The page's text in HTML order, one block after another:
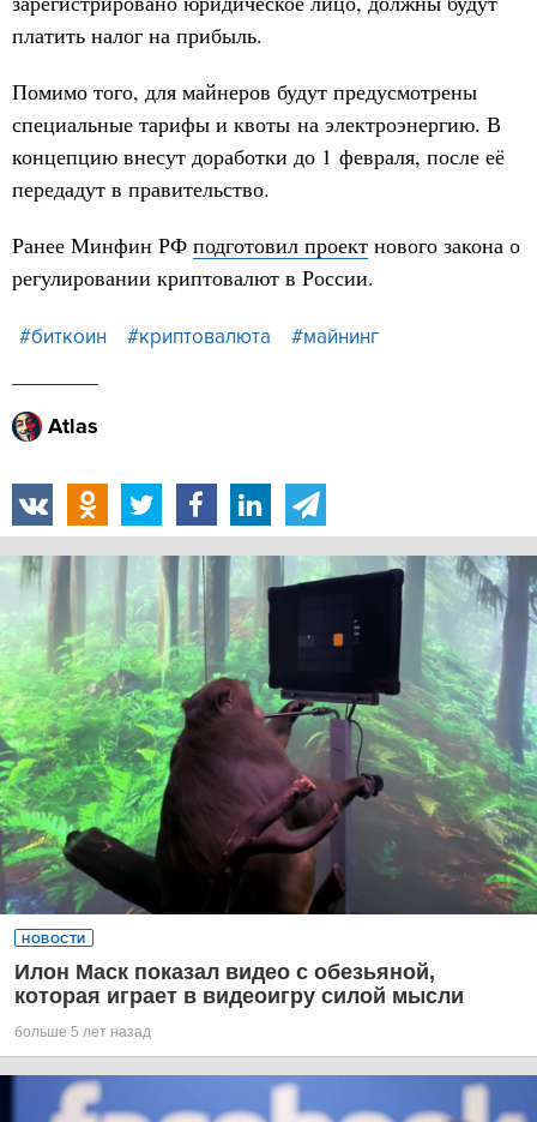
платить налог на прибыль.
Помимо того, для майнеров будут предусмотрены
специальные тарифы и квоты на электроэнергию. В
концепцию внесут доработки до 1 февраля, после её
передадут в правительство.
Ранее Минфин РФ подготовил проект нового закона о
регулировании криптовалют в России.
#биткоин #криптовалюта #майнинг
Atlas
НОВОСТИ
Илон Маск показал видео с обезьяной,
которая играет в видеоигру силой мысли
больше 5 лет назад